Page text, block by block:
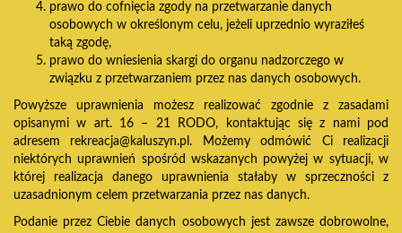
prawo do cofnięcia zgody na przetwarzanie danych
osobowych w określonym celu, jeżeli uprzednio wyraziłeś
taką zgodę,
prawo do wniesienia skargi do organu nadzorczego w
związku z przetwarzaniem przez nas danych osobowych.
Powyższe uprawnienia możesz realizować zgodnie z zasadami
opisanymi w art. 16 – 21 RODO, kontaktując się z nami pod
adresem rekreacja@kaluszyn.pl. Możemy odmówić Ci realizacji
niektórych uprawnień spośród wskazanych powyżej w sytuacji, w
której realizacja danego uprawnienia stałaby w sprzeczności z
uzasadnionym celem przetwarzania przez nas danych.
Podanie przez Ciebie danych osobowych jest zawsze dobrowolne,